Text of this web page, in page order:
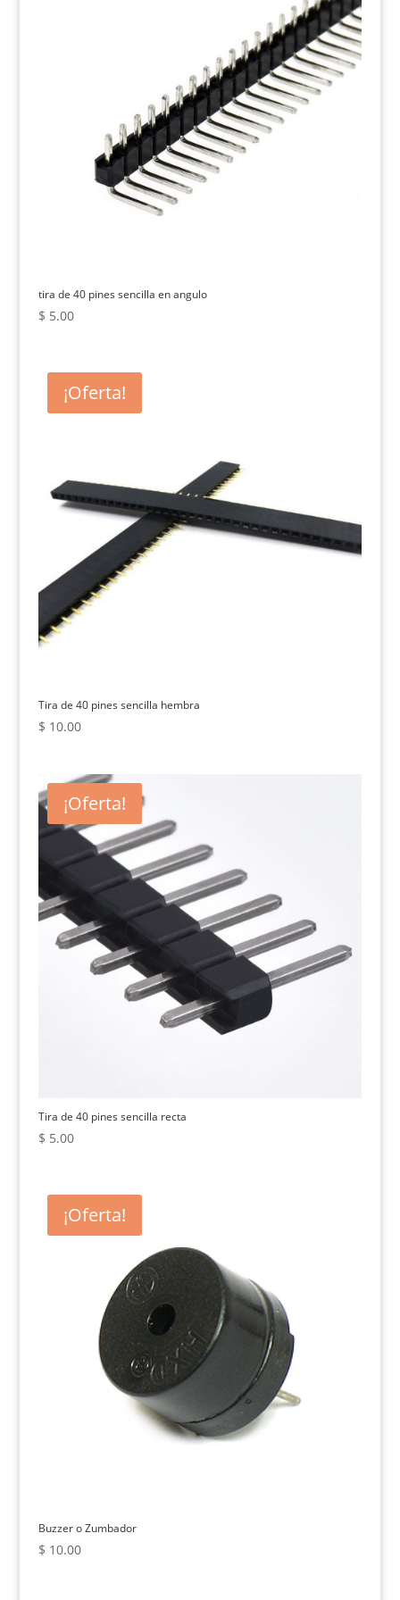
tira de 40 pines sencilla en angulo
$ 5.00
¡Oferta!
Tira de 40 pines sencilla hembra
$ 10.00
¡Oferta!
Tira de 40 pines sencilla recta
$ 5.00
¡Oferta!
Buzzer o Zumbador
$ 10.00